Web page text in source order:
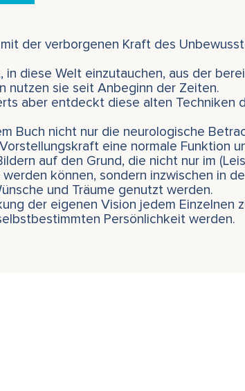
mit der verborgenen Kraft des
in diese Welt einzutauchen, aus der
nutzen sie seit Anbeginn der Zeiten.
aber entdeckt diese alten Techniken
Buch nicht nur die neurologische
eine normale Funktion
auf den Grund, die nicht nur im
können, sondern inzwischen in
und Träume genutzt werden.
der eigenen Vision jedem Einzelnen
Persönlichkeit werden.